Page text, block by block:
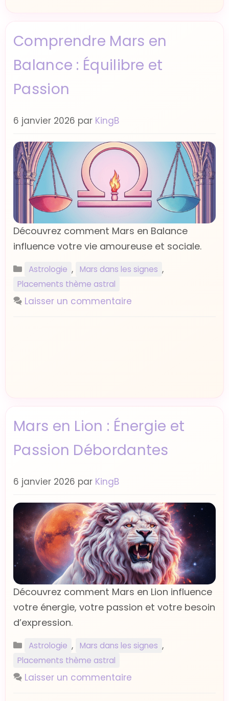
Comprendre Mars en
Balance : Équilibre et
Passion
6 janvier 2026 par KingB
Découvrez comment Mars en Balance
influence votre vie amoureuse et sociale.
Catégories
Astrologie , Mars dans les signes ,
Placements thème astral
Laisser un commentaire
Mars en Lion : Énergie et
Passion Débordantes
6 janvier 2026 par KingB
Découvrez comment Mars en Lion influence
votre énergie, votre passion et votre besoin
d’expression.
Catégories
Astrologie , Mars dans les signes ,
Placements thème astral
Laisser un commentaire